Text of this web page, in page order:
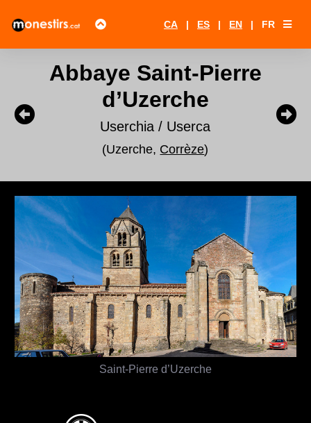
CA | ES | EN | FR
Abbaye Saint-Pierre
d’Uzerche
Userchia / Userca
(Uzerche, Corrèze)
Saint-Pierre d’Uzerche